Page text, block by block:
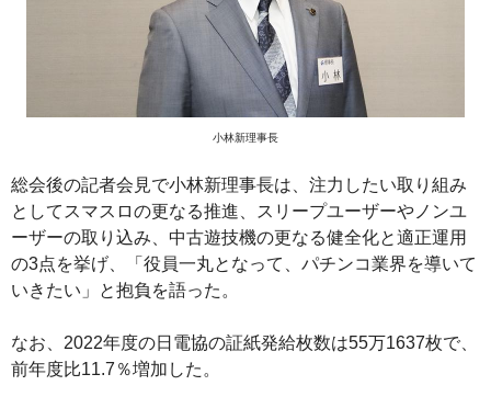
小林新理事長
総会後の記者会見で小林新理事長は、注力したい取り組み
としてスマスロの更なる推進、スリープユーザーやノンユ
ーザーの取り込み、中古遊技機の更なる健全化と適正運用
の3点を挙げ、「役員一丸となって、パチンコ業界を導いて
いきたい」と抱負を語った。
なお、2022年度の日電協の証紙発給枚数は55万1637枚で、
前年度比11.7％増加した。